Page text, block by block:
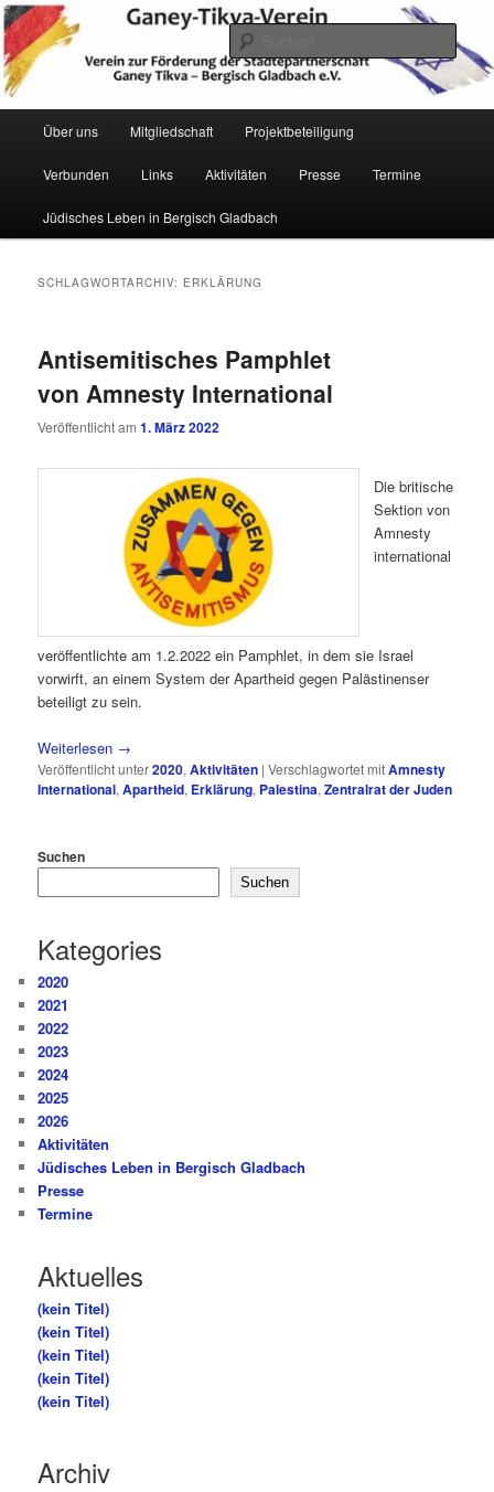
Zum
primären
Inhalt
springen
Zum
sekundären
Inhalt
springen
Ganey Tikva Verein Bergisch
Gladbach
Verein zur Förderung der Städtepartnerschaft Ganey Tikva – Bergisch
Gladbach e. V.
Hauptmenü
Über uns Mitgliedschaft Projektbeteiligung
Verbunden Links Aktivitäten Presse Termine
Jüdisches Leben in Bergisch Gladbach
SCHLAGWORTARCHIV: ERKLÄRUNG
Antisemitisches Pamphlet
von Amnesty International
Veröffentlicht am1. März 2022
Die britische
Sektion von
Amnesty
international
veröffentlichte am 1.2.2022 ein Pamphlet, in dem sie Israel
vorwirft, an einem System der Apartheid gegen Palästinenser
beteiligt zu sein.
Weiterlesen →
Veröffentlicht unter2020,Aktivitäten |Verschlagwortet mitAmnesty
International,Apartheid, Erklärung, Palestina,Zentralrat der Juden
Suchen
Suchen
Kategories
2020
2021
2022
2023
2024
2025
2026
Aktivitäten
Jüdisches Leben in Bergisch Gladbach
Presse
Termine
Aktuelles
(kein Titel)
(kein Titel)
(kein Titel)
(kein Titel)
(kein Titel)
Archiv